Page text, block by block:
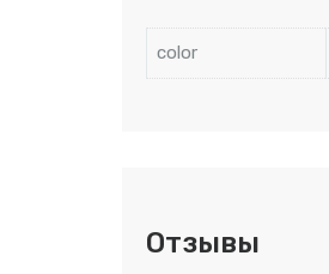
color
Отзывы